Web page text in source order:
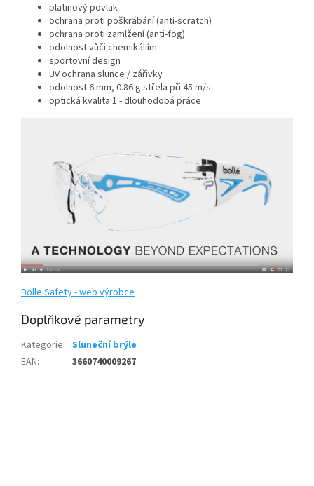
platinový povlak
ochrana proti poškrábání (anti-scratch)
ochrana proti zamlžení (anti-fog)
odolnost vůči chemikáliím
sportovní design
UV ochrana slunce / zářivky
odolnost 6 mm, 0.86 g střela při 45 m/s
optická kvalita 1 - dlouhodobá práce
Bolle Safety - web výrobce
Doplňkové parametry
Kategorie: Sluneční brýle
EAN: 3660740009267